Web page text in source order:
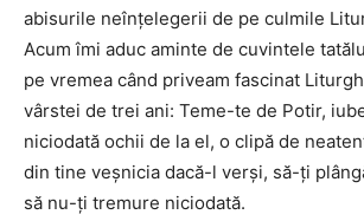
abisurile neînţelegerii de pe culmile
Acum îmi aduc aminte de cuvintele
pe vremea când priveam fascinat
vârstei de trei ani: Teme-te de Potir,
niciodată ochii de la el, o clipă de
din tine veşnicia dacă-l verşi, să-ţi
să nu-ţi tremure niciodată.